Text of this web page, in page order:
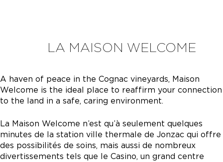
LA MAISON WELCOME
A haven of peace in the Cognac vineyards, Maison
Welcome is the ideal place to reaffirm your connection
to the land in a safe, caring environment.
La Maison Welcome n’est qu’à seulement quelques
minutes de la station ville thermale de Jonzac qui offre
des possibilités de soins, mais aussi de nombreux
divertissements tels que le Casino, un grand centre